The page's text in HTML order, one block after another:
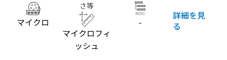
マイクロ
さ等
マイクロフィ
ッシュ
-
詳細を見
る